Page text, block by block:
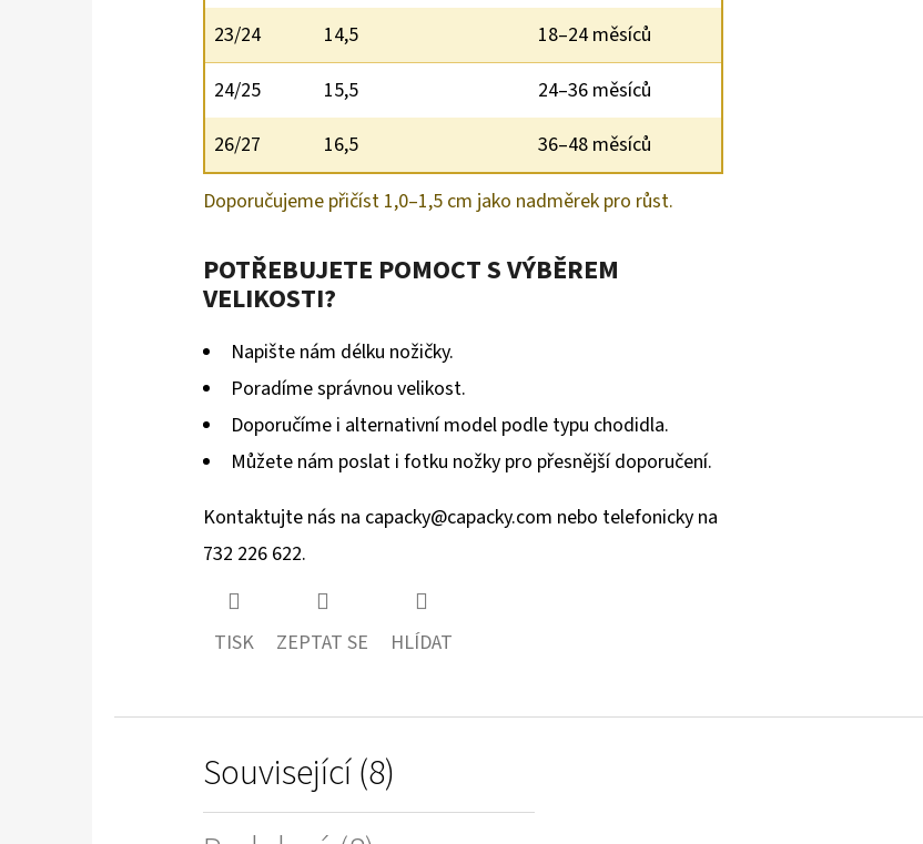
23/24
14,5
18–24 měsíců
24/25
15,5
24–36 měsíců
26/27
16,5 36–48 měsíců
Doporučujeme přičíst 1,0–1,5 cm jako nadměrek pro růst.
POTŘEBUJETE POMOCT S VÝBĚREM
VELIKOSTI?
Napište nám délku nožičky.
Poradíme správnou velikost.
Doporučíme i alternativní model podle typu chodidla.
Můžete nám poslat i fotku nožky pro přesnější doporučení.
Kontaktujte nás na capacky@capacky.com nebo telefonicky na
732 226 622.
TISK ZEPTAT SE HLÍDAT
Související (8)